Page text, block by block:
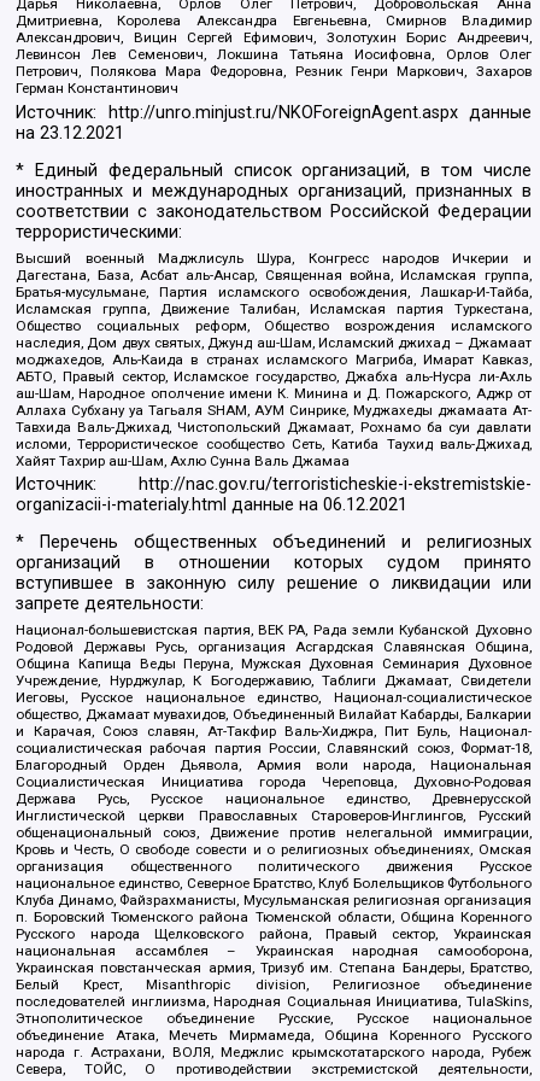
Дарья Николаевна, Орлов Олег Петрович, Добровольская Анна
Дмитриевна, Королева Александра Евгеньевна, Смирнов Владимир
Александрович, Вицин Сергей Ефимович, Золотухин Борис Андреевич,
Левинсон Лев Семенович, Локшина Татьяна Иосифовна, Орлов Олег
Петрович, Полякова Мара Федоровна, Резник Генри Маркович, Захаров
Герман Константинович
Источник: http://unro.minjust.ru/NKOForeignAgent.aspxданные
на23.12.2021
* Единый федеральный список организаций, в том числе
иностранных и международных организаций, признанных в
соответствии с законодательством Российской Федерации
террористическими:
Высший военный Маджлисуль Шура, Конгресс народов Ичкерии и
Дагестана, База, Асбат аль-Ансар, Священная война, Исламская группа,
Братья-мусульмане, Партия исламского освобождения, Лашкар-И-Тайба,
Исламская группа, Движение Талибан, Исламская партия Туркестана,
Общество социальных реформ, Общество возрождения исламского
наследия, Дом двух святых, Джунд аш-Шам, Исламский джихад – Джамаат
моджахедов, Аль-Каида в странах исламского Магриба, Имарат Кавказ,
АБТО, Правый сектор, Исламское государство, Джабха аль-Нусра ли-Ахль
аш-Шам, Народное ополчение имени К. Минина и Д. Пожарского, Аджр от
Аллаха Субхану уа Тагьаля SHAM, АУМ Синрике, Муджахеды джамаата Ат-
Тавхида Валь-Джихад, Чистопольский Джамаат, Рохнамо ба суи давлати
исломи, Террористическое сообщество Сеть, Катиба Таухид валь-Джихад,
Хайят Тахрир аш-Шам, Ахлю Сунна Валь Джамаа
Источник:
http://nac.gov.ru/terroristicheskie-i-ekstremistskie-
organizacii-i-materialy.html данные на06.12.2021
* Перечень общественных объединений и религиозных
организаций в отношении которых судом принято
вступившее в законную силу решение о ликвидации или
запрете деятельности:
Национал-большевистская партия, ВЕК РА, Рада земли Кубанской Духовно
Родовой Державы Русь, организация Асгардская Славянская Община,
Община Капища Веды Перуна, Мужская Духовная Семинария Духовное
Учреждение, Нурджулар, К Богодержавию, Таблиги Джамаат, Свидетели
Иеговы, Русское национальное единство, Национал-социалистическое
общество, Джамаат мувахидов, Объединенный Вилайат Кабарды, Балкарии
и Карачая, Союз славян, Ат-Такфир Валь-Хиджра, Пит Буль, Национал-
социалистическая рабочая партия России, Славянский союз, Формат-18,
Благородный Орден Дьявола, Армия воли народа, Национальная
Социалистическая Инициатива города Череповца, Духовно-Родовая
Держава Русь, Русское национальное единство, Древнерусской
Инглистической церкви Православных Староверов-Инглингов, Русский
общенациональный союз, Движение против нелегальной иммиграции,
Кровь и Честь, О свободе совести и о религиозных объединениях, Омская
организация общественного политического движения Русское
национальное единство, Северное Братство, Клуб Болельщиков Футбольного
Клуба Динамо, Файзрахманисты, Мусульманская религиозная организация
п. Боровский Тюменского района Тюменской области, Община Коренного
Русского народа Щелковского района, Правый сектор, Украинская
национальная ассамблея – Украинская народная самооборона,
Украинская повстанческая армия, Тризуб им. Степана Бандеры, Братство,
Белый Крест, Misanthropic division, Религиозное объединение
последователей инглиизма, Народная Социальная Инициатива, TulaSkins,
Этнополитическое объединение Русские, Русское национальное
объединение Атака, Мечеть Мирмамеда, Община Коренного Русского
народа г. Астрахани, ВОЛЯ, Меджлис крымскотатарского народа, Рубеж
Севера, ТОЙС, О противодействии экстремистской деятельности,